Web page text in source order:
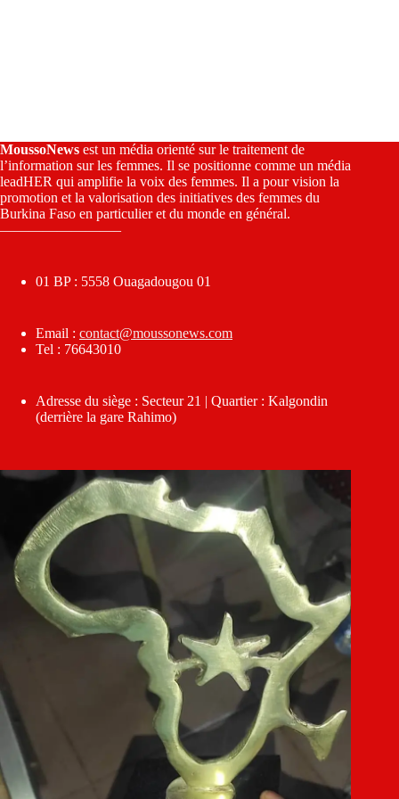
MoussoNews est un média orienté sur le traitement de
l’information sur les femmes. Il se positionne comme un média
leadHER qui amplifie la voix des femmes. Il a pour vision la
promotion et la valorisation des initiatives des femmes du
Burkina Faso en particulier et du monde en général.
————————–
01 BP : 5558 Ouagadougou 01
Email : contact@moussonews.com
Tel : 76643010
Adresse du siège : Secteur 21 | Quartier : Kalgondin
(derrière la gare Rahimo)